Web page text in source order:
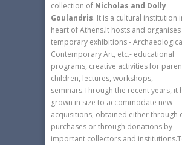
collection of Nicholas and Dolly
Goulandris. It is a cultural institution
heart of Athens.It hosts and organises
temporary exhibitions -
Contemporary Art, etc.- educational
programs, creative activities for
children, lectures, workshops,
seminars.Through the recent years, it
grown in size to accommodate new
acquisitions, obtained either through
purchases or through donations by
important collectors and